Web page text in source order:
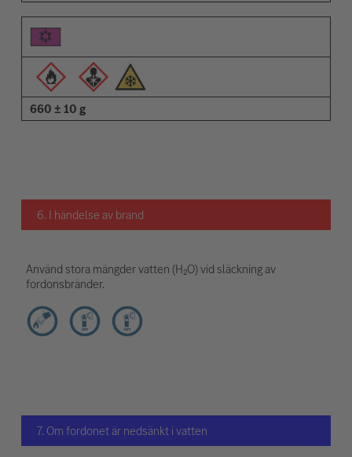
660 ± 10 g
6. I händelse av brand
Använd stora mängder vatten (H₂O) vid släckning av
fordonsbränder.
7. Om fordonet är nedsänkt i vatten